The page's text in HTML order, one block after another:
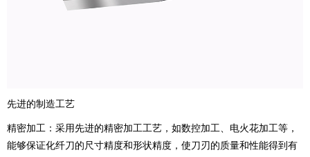
先进的制造工艺
精密加工：采用先进的精密加工工艺，如数控加工、电火花加工等，
能够保证化纤刀的尺寸精度和形状精度，使刀刃的质量和性能得到有